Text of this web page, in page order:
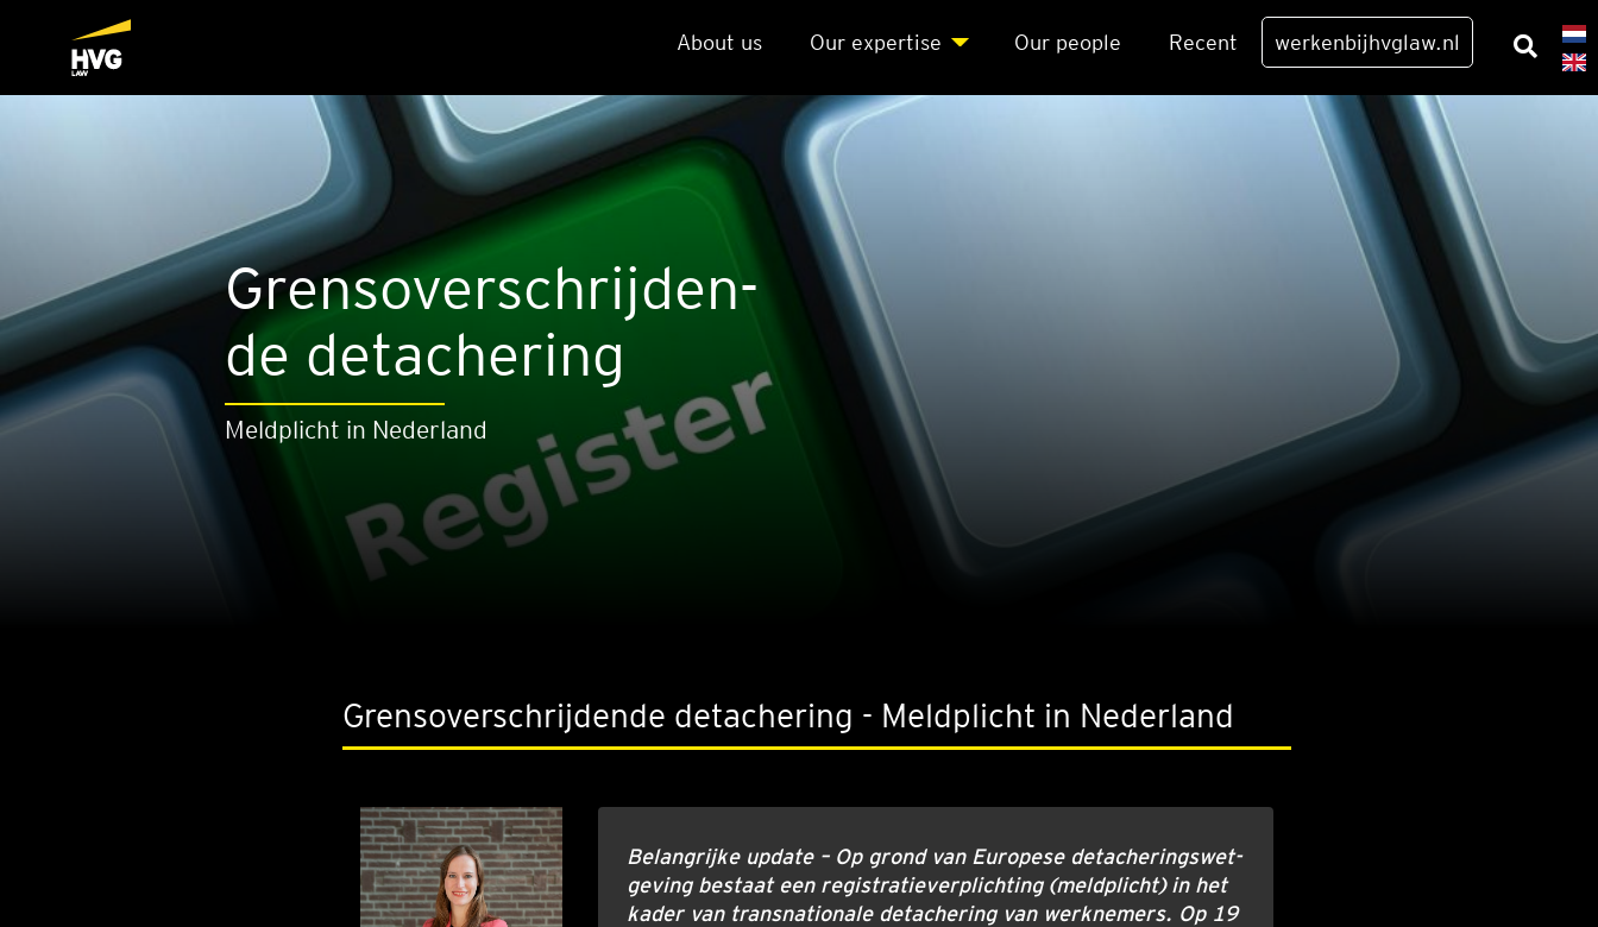
About us Our exper­ti­se Our peo­p­le Recent werkenbijhvglaw.nl
Grens­over­schrij­den­
de deta­che­ring
Meldplicht in Nederland
Grensoverschrijdende detachering - Meldplicht in Nederland
Belang­rij­ke upda­te – Op grond van Euro­pe­se deta­che­rings­wet­
ge­ving bestaat een regi­stra­tie­ver­plich­ting (meld­plicht) in het
kader van trans­na­ti­o­na­le deta­che­ring van werk­ne­mers. Op 19